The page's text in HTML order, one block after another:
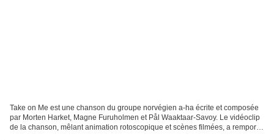
Take on Me est une chanson du groupe norvégien a-ha écrite et composée
par Morten Harket, Magne Furuholmen et Pål Waaktaar-Savoy. Le vidéoclip
de la chanson, mêlant animation rotoscopique et scènes filmées, a remporté